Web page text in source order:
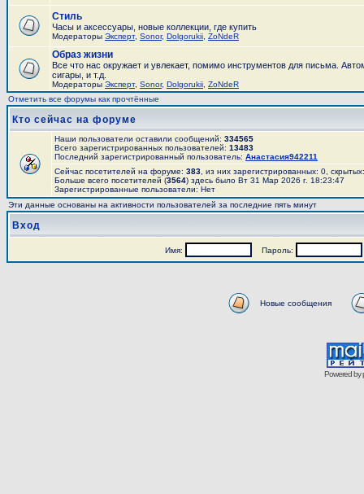
Стиль
Часы и аксесcуары, новые коллекции, где купить
Модераторы Эксперт, Sonor, Dolgorukii ZoNdeR
Образ жизни
Все что нас окружает и увлекает, помимо инструментов для письма.
сигары, и т.д.
Модераторы Эксперт, Sonor, Dolgorukii ZoNdeR
Отметить все форумы как прочтённые
Кто сейчас на форуме
Наши пользователи оставили сообщений: 334565
Всего зарегистрированных пользователей: 13483
Последний зарегистрированный пользователь: Анастасия942211
Сейчас посетителей на форуме: 383 , из них зарегистрированных: 0,
Больше всего посетителей (3564) здесь было Вт 31 Мар 2026 г. 18:23:47
Зарегистрированные пользователи: Нет
Эти данные основаны на активности пользователей за последние пять минут
Вход
Имя: Пароль:
Новые сообщения
Powered by